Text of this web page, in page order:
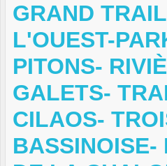
GRAND
L'OUEST-
PITONS-
GALETS-
CILAOS-
BASSINOISE-